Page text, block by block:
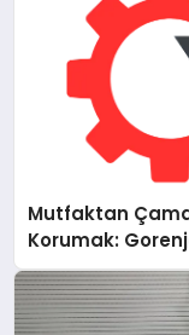
Mutfaktan
Korumak:
Destek Deneyimi